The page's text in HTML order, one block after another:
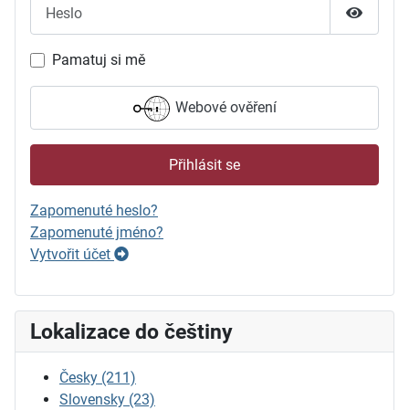
Pamatuj si mě
Webové ověření
Přihlásit se
Zapomenuté heslo?
Zapomenuté jméno?
Vytvořit účet
Lokalizace do češtiny
Česky (211)
Slovensky (23)